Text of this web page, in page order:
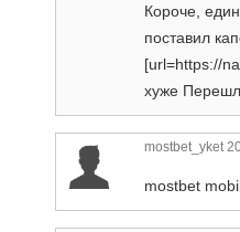
Короче,
поставил
[url=https://
хуже
mostbet_yket
mostbet